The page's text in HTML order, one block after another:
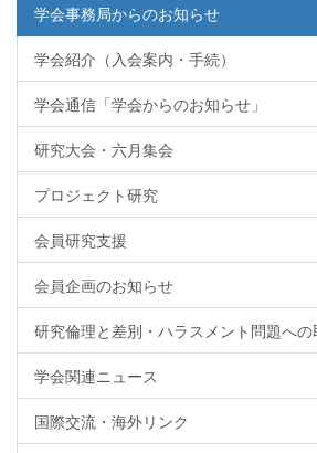
学会事務局からのお知らせ
学会紹介（入会案内・手続）
学会通信「学会からのお知らせ」
研究大会・六月集会
プロジェクト研究
会員研究支援
会員企画のお知らせ
研究倫理と差別・ハラスメント問題への
学会関連ニュース
国際交流・海外リンク